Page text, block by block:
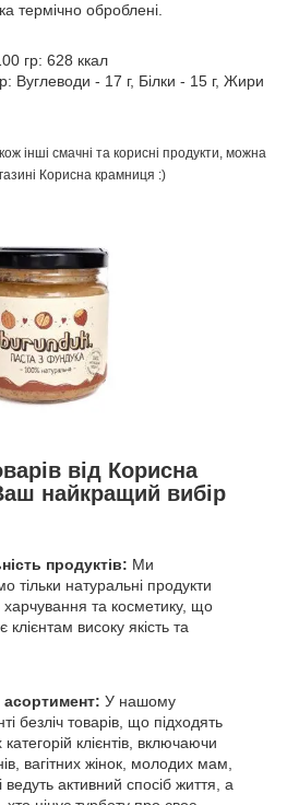
термічно оброблені.
гр: 628 ккал
Вуглеводи - 17 г, Білки - 15 г, Жири
інші смачні та корисні продукти, можна
Корисна крамниця :)
від Корисна
найкращий вибір
продуктів: Ми
тільки натуральні продукти
харчування та косметику, що
клієнтам високу якість та
У нашому
безліч товарів, що підходять
категорій клієнтів, включаючи
вагітних жінок, молодих мам,
ведуть активний спосіб життя, а